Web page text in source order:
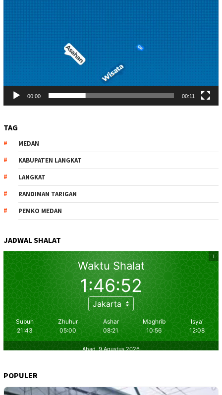
00:00 00:11
TAG
MEDAN
KABUPATEN LANGKAT
LANGKAT
RANDIMAN TARIGAN
PEMKO MEDAN
JADWAL SHALAT
POPULER